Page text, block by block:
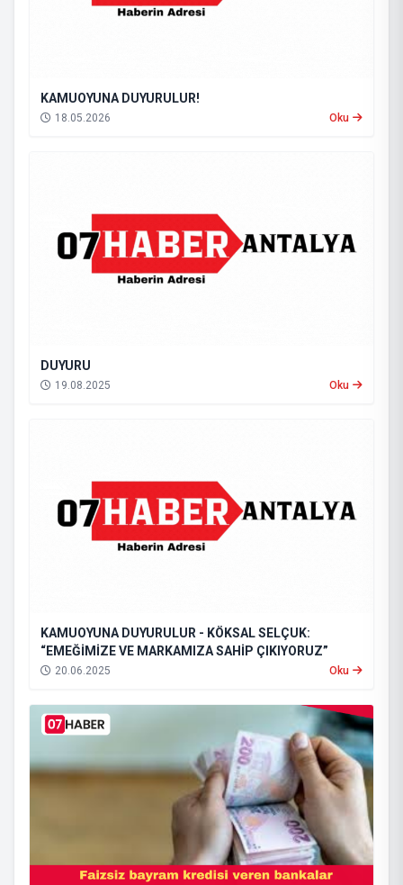
KAMUOYUNA DUYURULUR!
18.05.2026 Oku
DUYURU
19.08.2025 Oku
KAMUOYUNA DUYURULUR - KÖKSAL SELÇUK:
“EMEĞİMİZE VE MARKAMIZA SAHİP ÇIKIYORUZ”
20.06.2025 Oku